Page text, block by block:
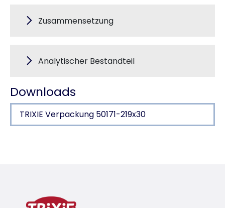
Zusammensetzung
Analytischer Bestandteil
Downloads
TRIXIE Verpackung 50171-219x30
Artikel 50151: Pick-Mix